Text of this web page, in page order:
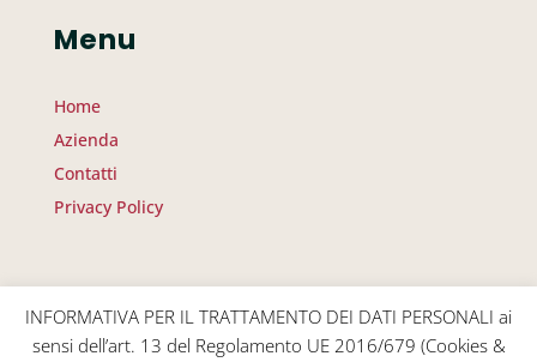
Menu
Home
Azienda
Contatti
Privacy Policy
Copyright © 2026 Pubblica Amministrazione e
INFORMATIVA PER IL TRATTAMENTO DEI DATI PERSONALI ai
sensi dell’art. 13 del Regolamento UE 2016/679 (Cookies &